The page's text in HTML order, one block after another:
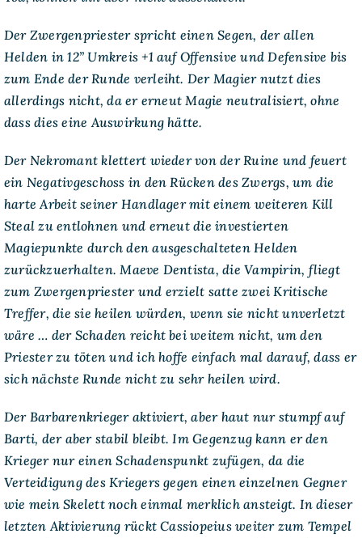
Der Zwergenpriester spricht einen Segen, der allen
Helden in 12” Umkreis +1 auf Offensive und Defensive bis
zum Ende der Runde verleiht. Der Magier nutzt dies
allerdings nicht, da er erneut Magie neutralisiert, ohne
dass dies eine Auswirkung hätte.
Der Nekromant klettert wieder von der Ruine und feuert
ein Negativgeschoss in den Rücken des Zwergs, um die
harte Arbeit seiner Handlager mit einem weiteren Kill
Steal zu entlohnen und erneut die investierten
Magiepunkte durch den ausgeschalteten Helden
zurückzuerhalten. Maeve Dentista, die Vampirin, fliegt
zum Zwergenpriester und erzielt satte zwei Kritische
Treffer, die sie heilen würden, wenn sie nicht unverletzt
wäre … der Schaden reicht bei weitem nicht, um den
Priester zu töten und ich hoffe einfach mal darauf, dass er
sich nächste Runde nicht zu sehr heilen wird.
Der Barbarenkrieger aktiviert, aber haut nur stumpf auf
Barti, der aber stabil bleibt. Im Gegenzug kann er den
Krieger nur einen Schadenspunkt zufügen, da die
Verteidigung des Kriegers gegen einen einzelnen Gegner
wie mein Skelett noch einmal merklich ansteigt. In dieser
letzten Aktivierung rückt Cassiopeius weiter zum Tempel